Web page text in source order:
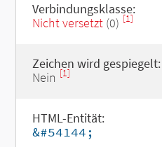
Verbindungsklasse:
Nicht versetzt(0) [1]
Zeichen wird gespiegelt:
Nein [1]
HTML-Entität:
&#54144;